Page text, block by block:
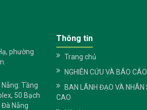
phường
Tầng
50 Bạch
Đà Nẵng
Thông tin
Trang chủ
NGHIÊN CỨU VÀ BÁO CÁO
BAN LÃNH ĐẠO VÀ NHÂN
CAO